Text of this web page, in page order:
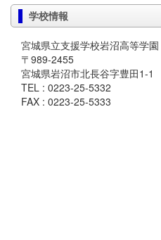
学校情報
宮城県立支援学校岩沼高等学園
〒989-2455
宮城県岩沼市北長谷字豊田1-1
TEL : 0223-25-5332
FAX : 0223-25-5333